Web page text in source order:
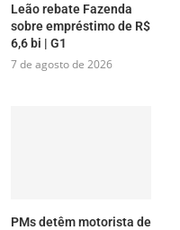
Leão rebate Fazenda
sobre empréstimo de R$
6,6 bi | G1
7 de agosto de 2026
PMs detêm motorista de